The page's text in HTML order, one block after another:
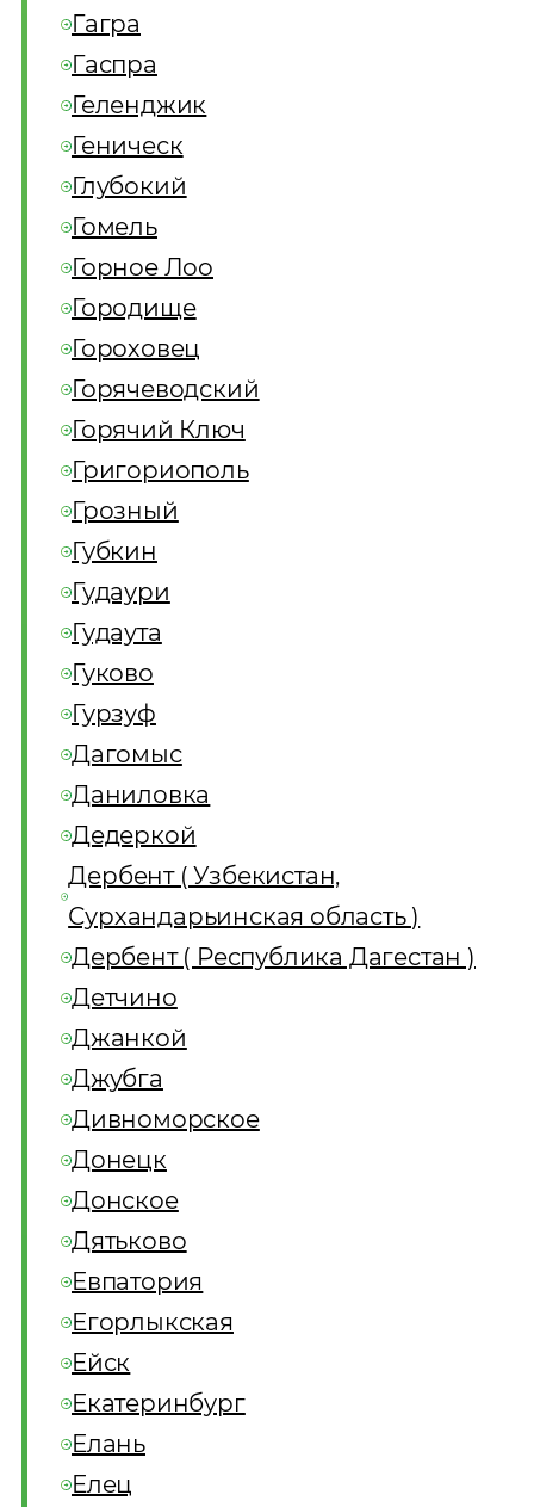
Гагра
Гаспра
Геленджик
Геническ
Глубокий
Гомель
Горное Лоо
Городище
Гороховец
Горячеводский
Горячий Ключ
Григориополь
Грозный
Губкин
Гудаури
Гудаута
Гуково
Гурзуф
Дагомыс
Даниловка
Дедеркой
Дербент ( Узбекистан,
Сурхандарьинская область )
Дербент ( Республика Дагестан )
Детчино
Джанкой
Джубга
Дивноморское
Донецк
Донское
Дятьково
Евпатория
Егорлыкская
Ейск
Екатеринбург
Елань
Елец